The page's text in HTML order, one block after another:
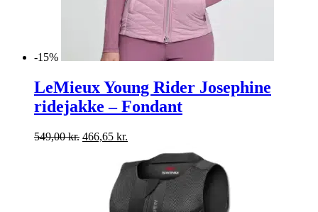
-15%
LeMieux Young Rider Josephine
ridejakke – Fondant
549,00kr. Den
549,00 kr..
466,65 kr.
pris
er:
466,65 kr..